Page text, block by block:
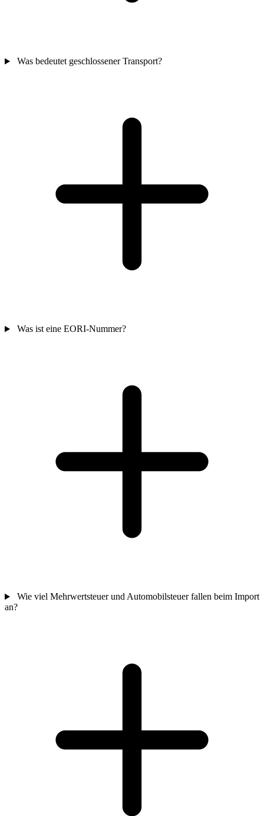
Was bedeutet geschlossener Transport?
Was ist eine EORI-Nummer?
Wie viel Mehrwertsteuer und Automobilsteuer fallen beim Import
an?